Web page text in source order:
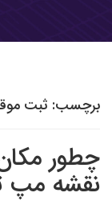
برچسب: ثبت
چطور
نقشه‌ مپ